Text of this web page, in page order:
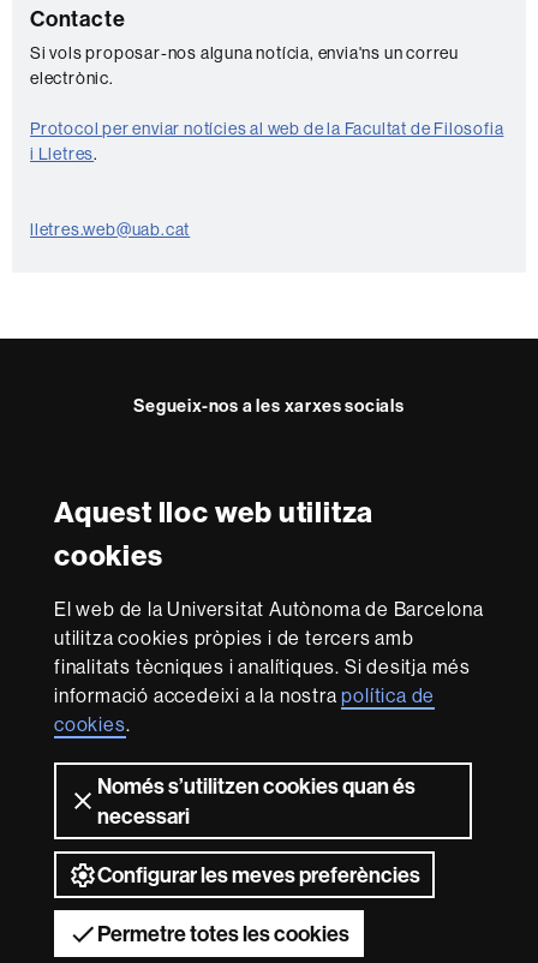
Aquest lloc web utilitza
cookies
El web de la Universitat Autònoma de Barcelona
utilitza cookies pròpies i de tercers amb
finalitats tècniques i analítiques. Si desitja més
informació accedeixi a la nostrapolítica de
cookies.
Només s’utilitzen cookies quan és
necessari
Configurar les meves preferències
Permetre totes les cookies
C
o
n
t
a
t
Contacte
Si vols proposar-nos alguna notícia, envia'ns un correu
electrònic.
Protocol per enviar notícies al web de la Facultat de Filosofia
i Lletres.
lletres.web@uab.cat
Segueix-nos a les xarxes socials
FFLFFLFFLFFL
Reconeixement internacional de l'excel·lència
in
Research
-
Euraxess
Amb el finançament de
Sobre
aquest
web
Avís legal
web Accessibilitat web Mapa del web UAB
2026 Universitat Autònoma de Barcelona